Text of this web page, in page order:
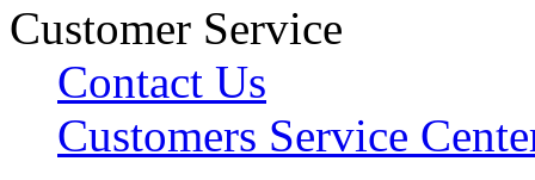
Customer Service
Contact Us
Customers Service